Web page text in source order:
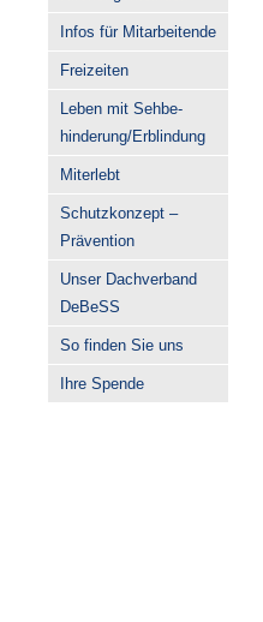
Infos für Mitarbeitende
Freizeiten
Leben mit Sehbe-
hinderung/Erblindung
Miterlebt
Schutzkonzept –
Prävention
Unser Dachverband
DeBeSS
So finden Sie uns
Ihre Spende